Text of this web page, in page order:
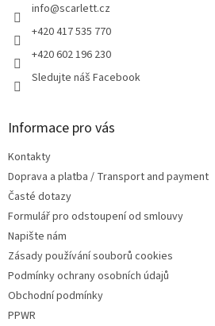
info@scarlett.cz
+420 417 535 770
+420 602 196 230
Sledujte náš Facebook
Informace pro vás
Kontakty
Doprava a platba / Transport and payment
Časté dotazy
Formulář pro odstoupení od smlouvy
Napište nám
Zásady používání souborů cookies
Podmínky ochrany osobních údajů
Obchodní podmínky
PPWR